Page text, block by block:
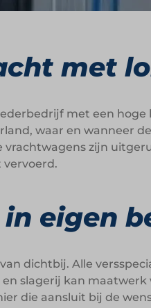
met
met een
waar en wanneer
vrachtwagens zijn
eigen
dichtbij. Alle
slagerij kan
die aansluit bij de